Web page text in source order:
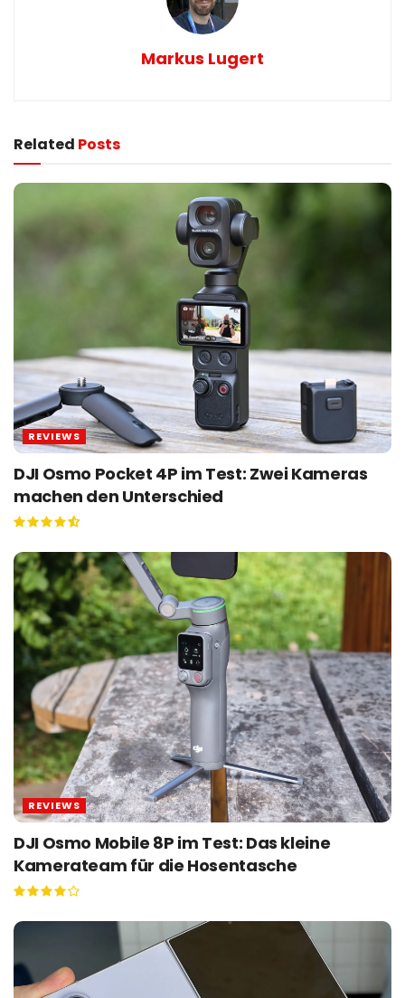
Markus Lugert
Related Posts
REVIEWS
DJI Osmo Pocket 4P im Test: Zwei Kameras
machen den Unterschied
REVIEWS
DJI Osmo Mobile 8P im Test: Das kleine
Kamerateam für die Hosentasche